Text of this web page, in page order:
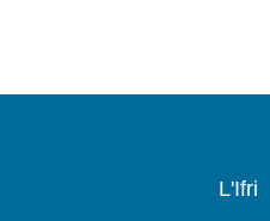
L'Ifri